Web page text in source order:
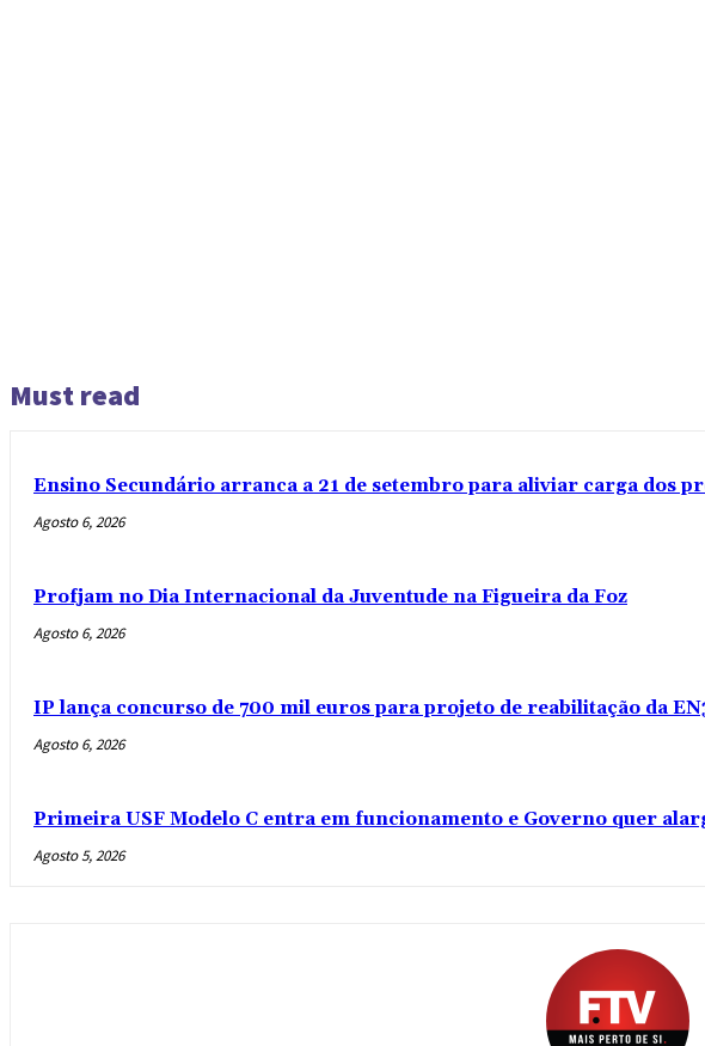
Must read
Ensino Secundário arranca a 21 de setembro para aliviar carga dos
Agosto 6, 2026
Profjam no Dia Internacional da Juventude na Figueira da Foz
Agosto 6, 2026
IP lança concurso de 700 mil euros para projeto de reabilitação da
Agosto 6, 2026
Primeira USF Modelo C entra em funcionamento e Governo quer
Agosto 5, 2026